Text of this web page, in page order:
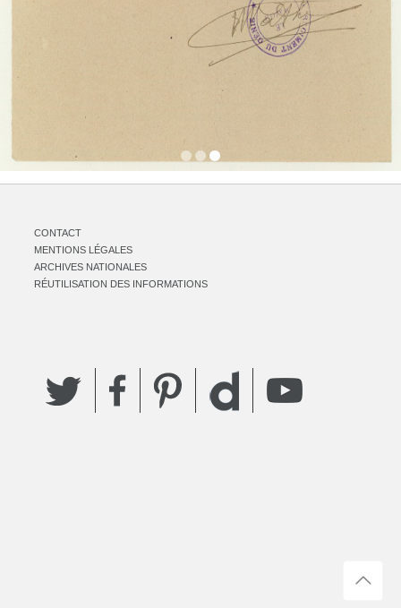
CONTACT
MENTIONS LÉGALES
ARCHIVES NATIONALES
RÉUTILISATION DES INFORMATIONS